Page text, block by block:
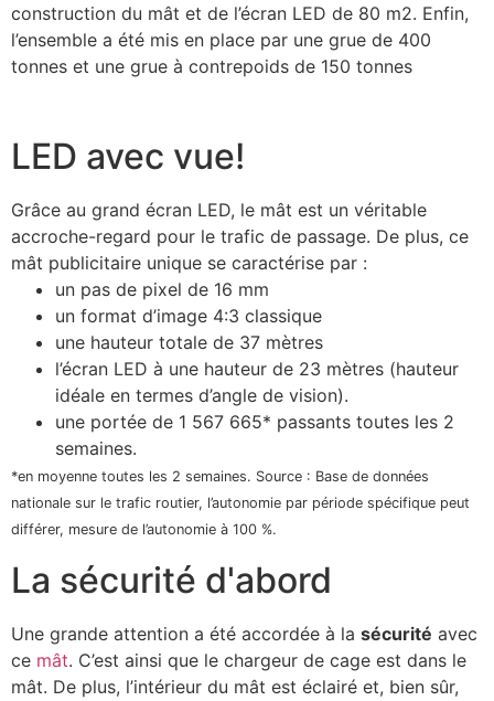
construction du mât et de l’écran LED de 80 m2. Enfin,
l’ensemble a été mis en place par une grue de 400
tonnes et une grue à contrepoids de 150 tonnes
LED avec vue!
Grâce au grand écran LED, le mât est un véritable
accroche-regard pour le trafic de passage. De plus, ce
mât publicitaire unique se caractérise par :
un pas de pixel de 16 mm
un format d’image 4:3 classique
une hauteur totale de 37 mètres
l’écran LED à une hauteur de 23 mètres (hauteur
idéale en termes d’angle de vision).
une portée de 1 567 665* passants toutes les 2
semaines.
*en moyenne toutes les 2 semaines. Source : Base de données
nationale sur le trafic routier, l’autonomie par période spécifique peut
différer, mesure de l’autonomie à 100 %.
La sécurité d'abord
Une grande attention a été accordée à la sécurité avec
ce mât. C’est ainsi que le chargeur de cage est dans le
mât. De plus, l’intérieur du mât est éclairé et, bien sûr,